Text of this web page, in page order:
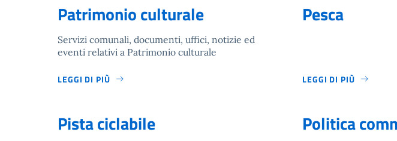
Patrimonio culturale
Servizi comunali, documenti, uffici, notizie ed
eventi relativi a Patrimonio culturale
LEGGI DI PIÙ
Pesca
LEGGI DI PIÙ
Pista ciclabile Politica